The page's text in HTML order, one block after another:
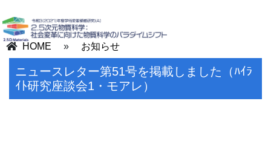
HOME » お知らせ
ニュースレター第51号を掲載しました（ﾊｲﾗ
ｲﾄ研究座談会1・モアレ）